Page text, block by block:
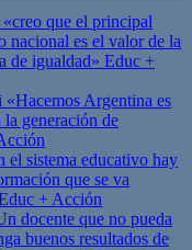
que el principal
nacional es el valor de la
de igualdad» Educ +
Argentina es
generación de
el sistema educativo hay
que se va
+ Acción
docente que no pueda
buenos resultados de